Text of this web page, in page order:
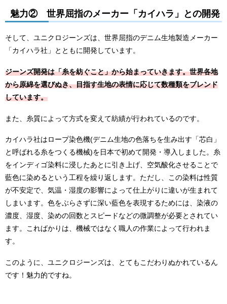
魅力② 世界屈指のメーカー「カイハラ」との開発
そして、ユニクロジーンズは、世界屈指のデニム生地製造メーカー
「カイハラ社」とともに開発しています。
ジーンズ開発は「糸を紡ぐこと」から始まっていきます。世界各地
から原綿を選びぬき、目指す生地の表情に応じて数種類をブレンド
しています。
また、糸質によって方式を変えて紡績が行われているのです。
カイハラ社はロープ染色機(デニム生地の色落ちを生み出す「芯白」
と呼ばれる糸をつくる機械)を日本で初めて開発・導入しました。糸
をインディゴ染料に浸したあとに引き上げ、空気酸化させることで
藍色に染めるという工程を繰り返します。ただし、この染料は性質
が不安定で、気温・湿度の影響によって仕上がりに違いが生まれて
しまいます。色をぶらさずに深い藍色を表現するためには、染液の
濃度、湿度、染めの回数とスピードなどの微調整が必要とされてい
ます。こればかりは、機械ではなく職人の作業によって行われま
す。
このように、ユニクロジーンズは、とてもこだわりぬかれているん
です！魅力的ですね。